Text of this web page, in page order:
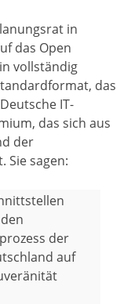
in
das Open
vollständig
das
IT-
das sich aus
der
Sie sagen:
der
auf